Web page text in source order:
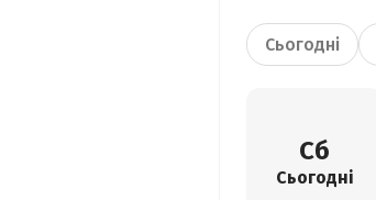
Сьогодні
Сб
Сьогодні